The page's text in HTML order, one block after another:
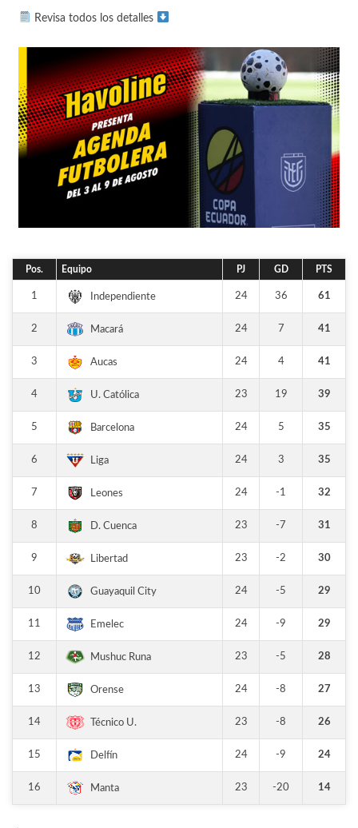
Revisa todos los detalles
Pos. Equipo PJ GD PTS
1 Independiente 24 36 61
2 Macará 24 7 41
3 Aucas 24 4 41
4 U. Católica 23 19 39
5 Barcelona 24 5 35
6 Liga 24 3 35
7 Leones 24 -1 32
8 D. Cuenca 23 -7 31
9 Libertad 23 -2 30
10 Guayaquil City 24 -5 29
11 Emelec 24 -9 29
12 Mushuc Runa 23 -5 28
13 Orense 24 -8 27
14 Técnico U. 23 -8 26
15 Delfín 24 -9 24
16 Manta 23 -20 14